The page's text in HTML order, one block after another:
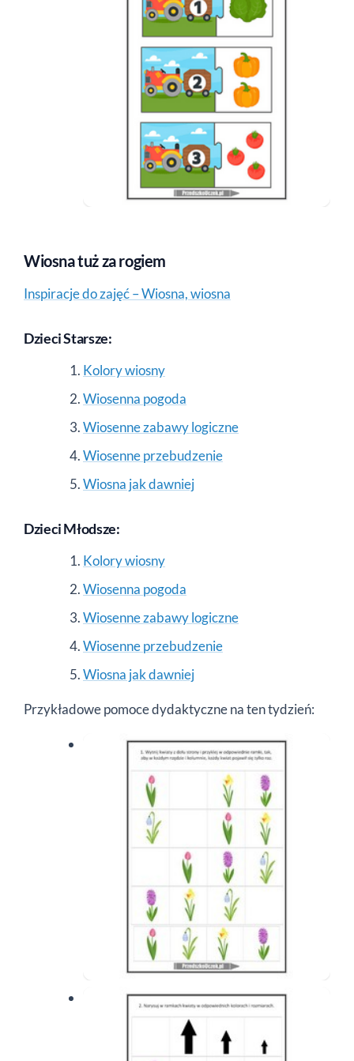
Wiosna tuż za rogiem
Inspiracje do zajęć – Wiosna, wiosna
Dzieci Starsze:
Kolory wiosny
Wiosenna pogoda
Wiosenne zabawy logiczne
Wiosenne przebudzenie
Wiosna jak dawniej
Dzieci Młodsze:
Kolory wiosny
Wiosenna pogoda
Wiosenne zabawy logiczne
Wiosenne przebudzenie
Wiosna jak dawniej
Przykładowe pomoce dydaktyczne na ten tydzień: